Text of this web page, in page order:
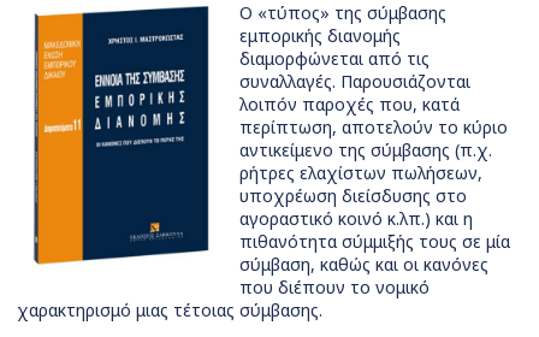
Ο «τύπος» της σύμβασης
εμπορικής διανομής
διαμορφώνεται από τις
συναλλαγές. Παρουσιάζονται
λοιπόν παροχές που, κατά
περίπτωση, αποτελούν το κύριο
αντικείμενο της σύμβασης (π.χ.
ρήτρες ελαχίστων πωλήσεων,
υποχρέωση διείσδυσης στο
αγοραστικό κοινό κ.λπ.) και η
πιθανότητα σύμμιξής τους σε μία
σύμβαση, καθώς και οι κανόνες
που διέπουν το νομικό
χαρακτηρισμό μιας τέτοιας σύμβασης.